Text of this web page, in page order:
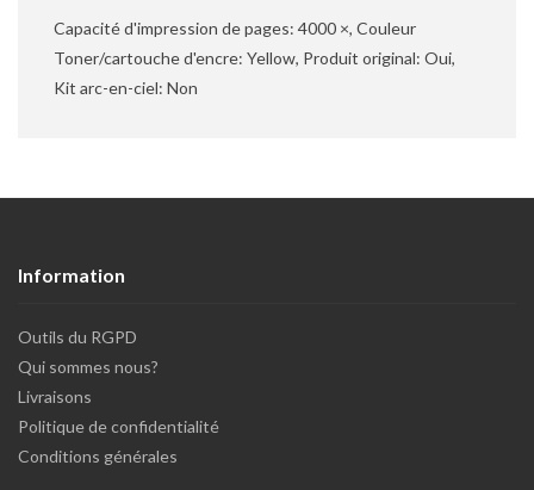
Capacité d'impression de pages: 4000 ×, Couleur
Toner/cartouche d'encre: Yellow, Produit original: Oui,
Kit arc-en-ciel: Non
Information
Outils du RGPD
Qui sommes nous?
Livraisons
Politique de confidentialité
Conditions générales